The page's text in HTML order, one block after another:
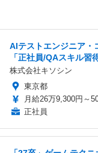
AIテストエンジニア・
「正社員/QAスキル習
株式会社キソシン
東京都
月給26万9,300円～
正社員